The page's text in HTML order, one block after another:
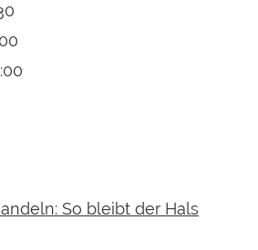
So bleibt der Hals